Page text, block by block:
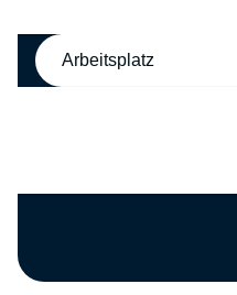
Arbeitsplatz